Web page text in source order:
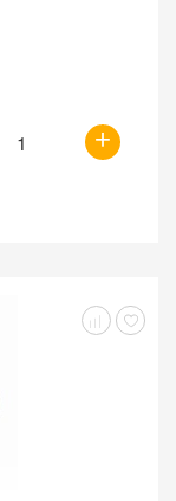
+